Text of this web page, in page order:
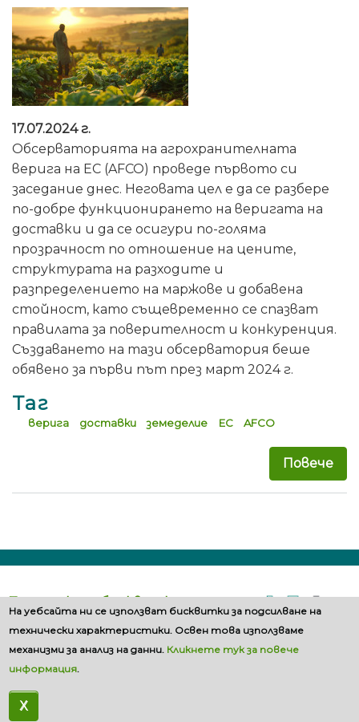
17.07.2024 г.
Обсерваторията на агрохранителната
верига на ЕС (AFCO) проведе първото си
заседание днес. Неговата цел е да се разбере
по-добре функционирането на веригата на
доставки и да се осигури по-голяма
прозрачност по отношение на цените,
структурата на разходите и
разпределението на маржове и добавена
стойност, като същевременно се спазват
правилата за поверителност и конкуренция.
Създаването на тази обсерватория беше
обявено за първи път през март 2024 г.
Таг
верига доставки земеделие ЕС AFCO
Повече
Политика за бисквитките
На уебсайта ни се използват бисквитки за подсилване на
технически характеристики. Освен това използваме
механизми за анализ на данни. Кликнете тук за повече
информация.
X